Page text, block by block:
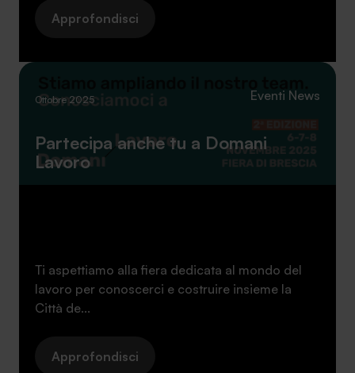
Approfondisci
Ottobre 2025 Eventi News
Partecipa anche tu a Domani
Lavoro
Ti aspettiamo alla fiera dedicata al mondo del
lavoro per conoscerci e costruire insieme la
Città de...
Approfondisci